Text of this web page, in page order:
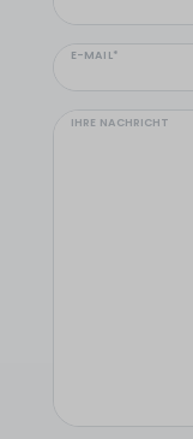
E-MAIL*
IHRE NACHRICHT